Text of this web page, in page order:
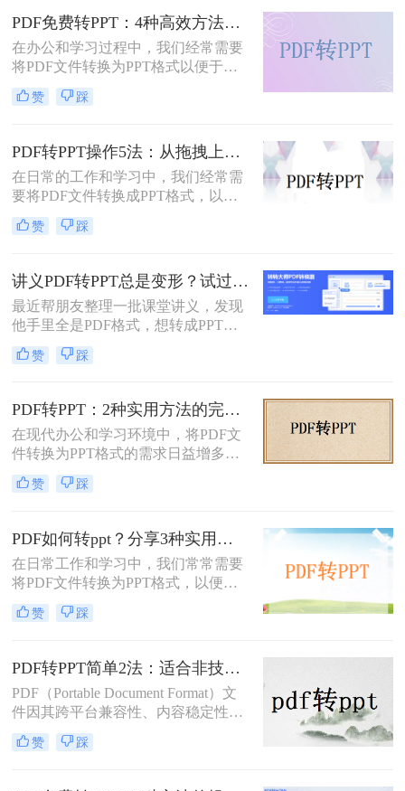
求选择最合适的方式。
PDF免费转PPT：4种高效方法的速度、精度和文件限制实测！
在办公和学习过程中，我们经常需要
将PDF文件转换为PPT格式以便于演
示或编辑。那么怎么免费把pdf转换成
ppt呢？本文将详细介绍几种免费的方
赞 踩
PDF转PPT操作5法：从拖拽上传到批量转换的完整步骤！
在日常的工作和学习中，我们经常需
要将PDF文件转换成PPT格式，以便
进行编辑、展示和分享。那么PDF怎
么转换成PPT呢？本文将介绍五种将
赞 踩
讲义PDF转PPT总是变形？试过这几个办法真管用！
最近帮朋友整理一批课堂讲义，发现
他手里全是PDF格式，想转成PPT讲
课用，结果试了好几个工具，不是字
体乱码就是排版错位，气得他差点把
转ppt”这个问题，说到底要看你的
PDF是纯文字扫描件、带复杂表格的
课件，还是带大量图片的教案——不
同情况方法完全不同。下面我按实际
使用场景，把试过好用的几个方法整
理出来，不吹不黑，优缺点都说明
赞 踩
PDF转PPT：2种实用方法的完整操作流程和格式保留对比！
在现代办公和学习环境中，将PDF文
件转换为PPT格式的需求日益增多。
无论是为了更方便地编辑内容，还是
为了在演示文稿中更好地展示信息，
能。那么如何把PDF转换成PPT呢？
本文将介绍两种高效的PDF转PPT方
法，帮助您根据自己的需求选择最合
适的方式。
赞 踩
PDF如何转ppt？分享3种实用的压缩方法！
在日常工作和学习中，我们常常需要
将PDF文件转换为PPT格式，以便进
行演示或进一步编辑。PDF文件以其
固定格式和跨平台的优势而广受欢
辑功能和动态展示效果。那么PDF如
何转PPT呢？本文将介绍三种将PDF
转换为PPT的方法，帮助您轻松完成
这一任务。
赞 踩
PDF转PPT简单2法：适合非技术用户的快速操作流程！
PDF（Portable Document Format）文
件因其跨平台兼容性、内容稳定性和
不易被篡改的特性，在文档分享、存
档和打印中得到了广泛应用。然而，
PPT（PowerPoint）格式，以便进行演
赞 踩